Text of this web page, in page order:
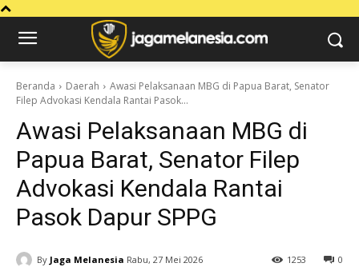
Beranda Daerah
Awasi Pelaksanaan MBG di Papua Barat, Senator
Filep Advokasi Kendala Rantai Pasok...
Awasi Pelaksanaan MBG di
Papua Barat, Senator Filep
Advokasi Kendala Rantai
Pasok Dapur SPPG
By Jaga Melanesia Rabu, 27 Mei 2026 0
1253